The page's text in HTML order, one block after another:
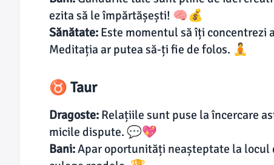
ezita să le împărtășești! 🧠💰
Sănătate: Este momentul să îți
Meditația ar putea să-ți fie de folos. 🧘
♉ Taur
Dragoste: Relațiile sunt puse la încercare
micile dispute. 💬💖
Bani:Apar oportunități neașteptate la locul